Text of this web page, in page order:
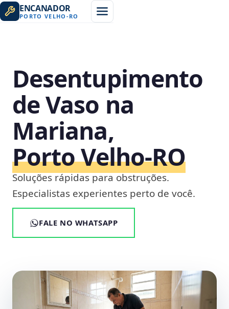
ENCANADOR
PORTO VELHO -RO
Desentupimento
de Vaso na
Mariana,
Porto Velho‑RO
Soluções rápidas para obstruções.
Especialistas experientes perto de você.
FALE NO WHATSAPP